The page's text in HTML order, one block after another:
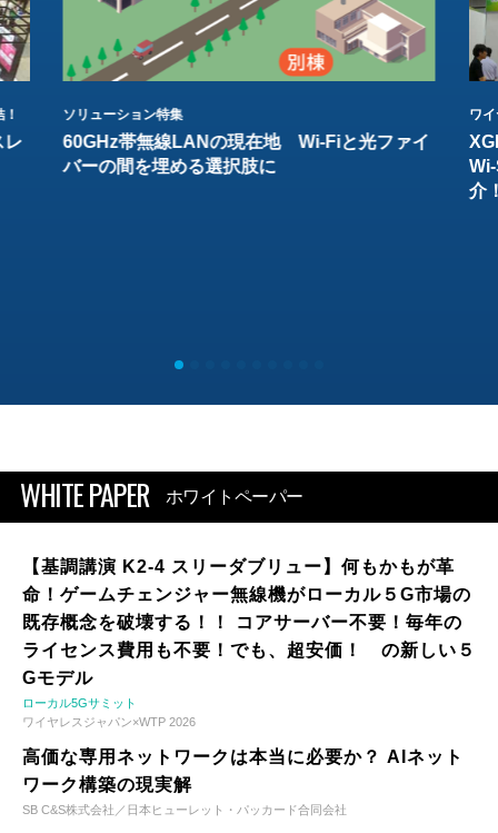
レ
ソリューション特集
60GHz帯無線LANの現在地 Wi-Fiと光ファイ
バーの間を埋める選択肢に
ワ
介
WHITE PAPER ホワイトペーパー
【基調講演 K2-4 スリーダブリュー】何もかもが革
命！ゲームチェンジャー無線機がローカル５G市場の
既存概念を破壊する！！ コアサーバー不要！毎年の
ライセンス費用も不要！でも、超安価！ の新しい５
Gモデル
ローカル5Gサミット
ワイヤレスジャパン×WTP 2026
高価な専用ネットワークは本当に必要か？ AIネット
ワーク構築の現実解
SB C&S株式会社／日本ヒューレット・パッカード合同会社